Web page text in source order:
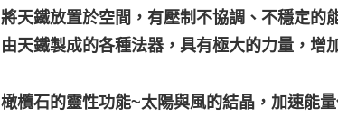
將天鐵放置於空間，有壓制不協調、不穩定的
由天鐵製成的各種法器，具有極大的力量，增
橄欖石的靈性功能~太陽與風的結晶，加速能